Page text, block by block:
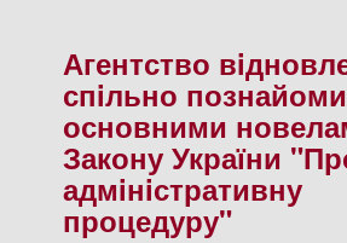
Агентство
спiльно
основними
Закону України
адмiнiстративну
процедуру"